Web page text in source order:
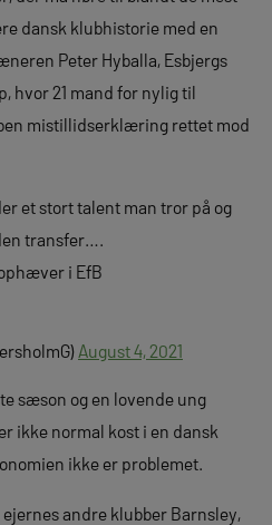
dansk klubhistorie med en
Peter Hyballa, Esbjergs
hvor 21 mand for nylig til
mistillidserklæring rettet mod
et stort talent man tror på og
transfer….
i EfB
August 4, 2021
sæson og en lovende ung
ikke normal kost i en dansk
ikke er problemet.
andre klubber Barnsley,